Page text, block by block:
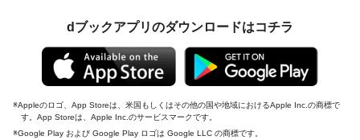
dブックアプリのダウンロードはコチラ
Appleのロゴ、App Storeは、米国もしくはその他の国や地域におけるApple Inc.の商標で
す。App Storeは、Apple Inc.のサービスマークです。
Google Play および Google Play ロゴは Google LLC の商標です。